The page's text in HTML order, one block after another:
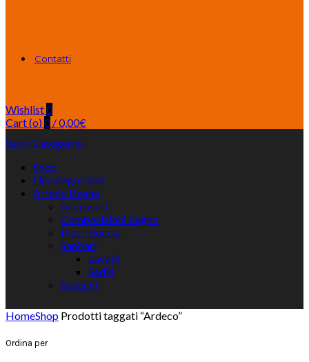
Contatti
Wishlist0
Cart (o)0 /0,00€
Back Categories
Shop
Uncategorized
Arredo Bagno
Accessori
Composizioni bagno
Piatti doccia
Sanitari
Lavabi
Sedili
Specchi
HomeShop Prodotti taggati “Ardeco”
Ordina per